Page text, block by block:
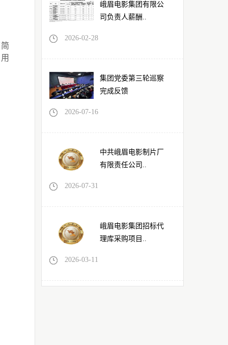
峨眉电影集团有限公
司负责人薪酬..
2026-02-28
集团党委第三轮巡察
完成反馈
2026-07-16
中共峨眉电影制片厂
有限责任公司..
2026-07-31
峨眉电影集团招标代
理库采购项目..
2026-03-11